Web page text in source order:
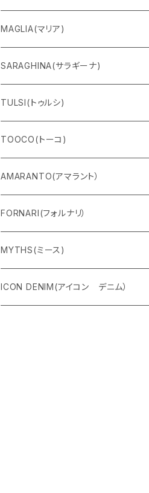
MAGLIA(マリア)
Ｔシャツ
スウェット
ロングＴシャツ
パンツ
フーディー
ZIPパーカー
ハーフスリーブ
SARAGHINA(サラギーナ)
サングラス
メガネフレーム
マスク
TULSI(トゥルシ)
ブレスレット
リング
ベルト
バック
TOOCO(トーコ)
シャルパベスト
水着
カーディガン
シャツ
AMARANTO(アマラント）
セーター
カーディガン
コート
FORNARI(フォルナリ）
リバーシブルバッグ
ストール
MYTHS(ミース)
パンツ
ICON DENIM(アイコン デニム）